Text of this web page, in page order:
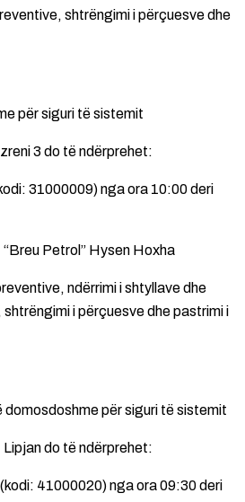
shtrëngimi i përçuesve dhe
për siguri të sistemit
3 do të ndërprehet:
31000009) nga ora 10:00 deri
Petrol” Hysen Hoxha
ndërrimi i shtyllave dhe
i përçuesve dhe pastrimi i
për siguri të sistemit
do të ndërprehet:
41000020) nga ora 09:30 deri